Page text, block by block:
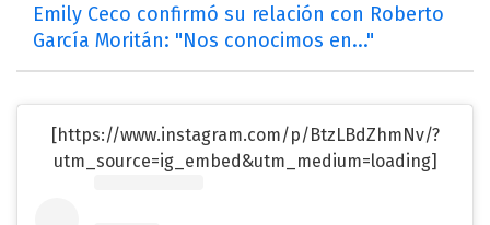
Emily Ceco confirmó su relación con Roberto
García Moritán: "Nos conocimos en..."
[https://www.instagram.com/p/BtzLBdZhmNv/?
utm_source=ig_embed&utm_medium=loading]